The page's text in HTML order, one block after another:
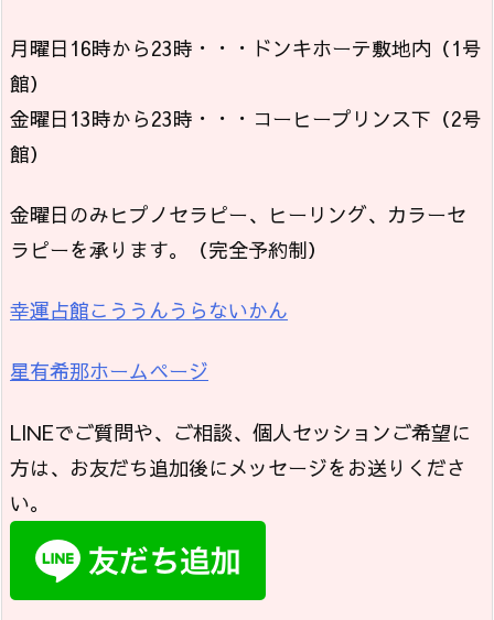
月曜日16時から23時・・・ドンキホーテ敷地内（1号
館）
金曜日13時から23時・・・コーヒープリンス下（2号
館）
金曜日のみヒプノセラピー、ヒーリング、カラーセ
ラピーを承ります。（完全予約制）
幸運占館こううんうらないかん
星有希那ホームページ
LINEでご質問や、ご相談、個人セッションご希望に
方は、お友だち追加後にメッセージをお送りくださ
い。